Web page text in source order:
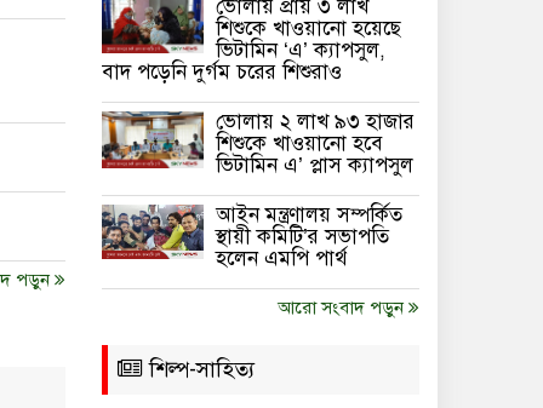
পড়ুন
ভোলায় প্রায় ৩ লাখ
শিশুকে খাওয়ানো হয়েছে
ভিটামিন ‘এ’ ক্যাপসুল,
বাদ পড়েনি দুর্গম চরের শিশুরাও
ভোলায় ২ লাখ ৯৩ হাজার
শিশুকে খাওয়ানো হবে
ভিটামিন এ’ প্লাস ক্যাপসুল
আইন মন্ত্রণালয় সম্পর্কিত
স্থায়ী কমিটি’র সভাপতি
হলেন এমপি পার্থ
আরো সংবাদ পড়ুন
শিল্প-সাহিত্য